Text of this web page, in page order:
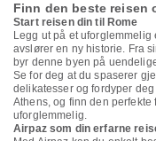
Finn den beste reisen
Start reisen din til Rome
Legg ut på et
avslører en ny historie. Fra
byr denne byen på
Se for deg at du spaserer
delikatesser og fordyper
Athens, og finn den
uforglemmelig.
Airpaz som din erfarne